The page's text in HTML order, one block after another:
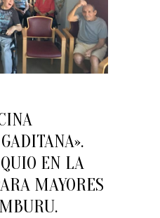
EN LA
MAYORES